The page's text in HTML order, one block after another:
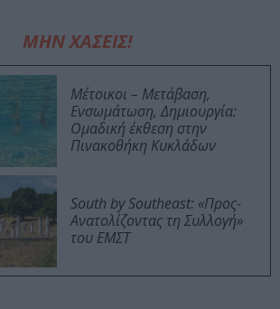
ΜΗΝ ΧΑΣΕΙΣ!
Μέτοικοι – Μετάβαση,
Ενσωμάτωση, Δημιουργία:
Ομαδική έκθεση στην
Πινακοθήκη Κυκλάδων
South by Southeast: «Προς-
Ανατολίζοντας τη Συλλογή»
του ΕΜΣΤ